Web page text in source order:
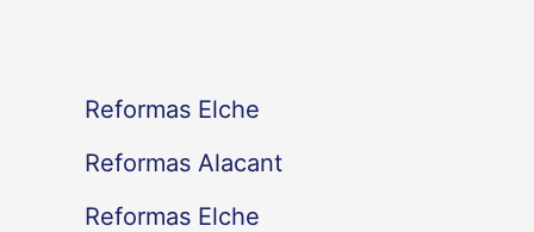
Reformas Elche
Reformas Alacant
Reformas Elche